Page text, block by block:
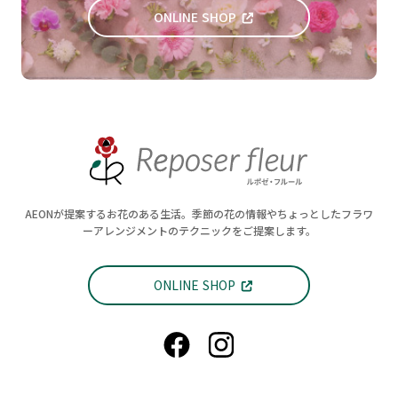
ONLINE SHOP
AEONが提案するお花のある生活。季節の花の情報やちょっとしたフラワ
ーアレンジメントのテクニックをご提案します。
ONLINE SHOP